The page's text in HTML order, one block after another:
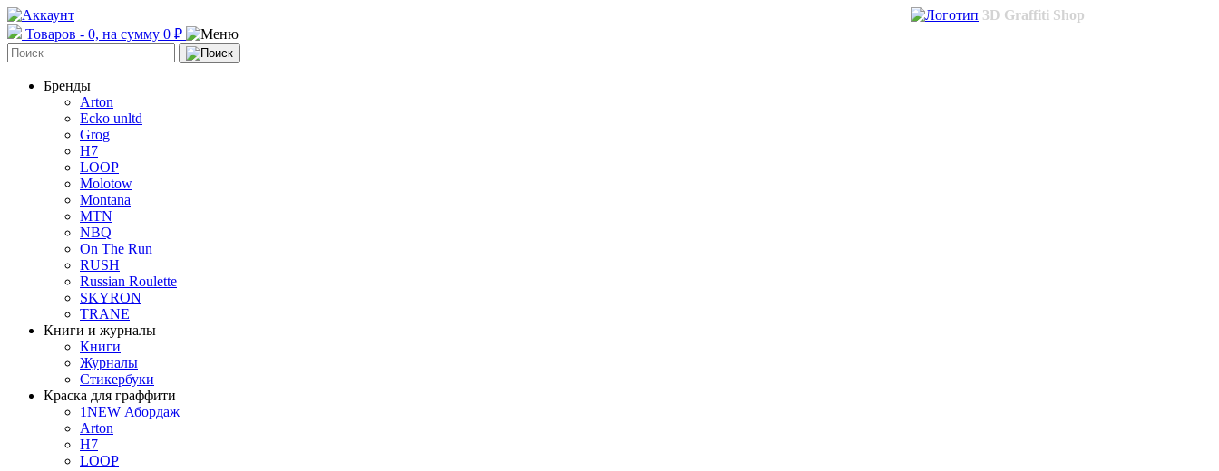
3D Graffiti Shop
Товаров - 0, на сумму 0 ₽
Бренды
Arton
Ecko unltd
Grog
H7
LOOP
Molotow
Montana
MTN
NBQ
On The Run
RUSH
Russian Roulette
SKYRON
TRANE
Книги и журналы
Книги
Журналы
Стикербуки
Краска для граффити
1NEW Абордаж
Arton
H7
LOOP